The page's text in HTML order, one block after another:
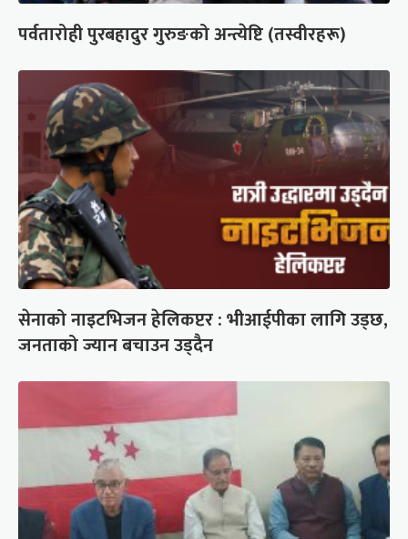
पर्वतारोही पुरबहादुर गुरुङको अन्त्येष्टि (तस्वीरहरू)
सेनाको नाइटभिजन हेलिकप्टर : भीआईपीका लागि उड्छ,
जनताको ज्यान बचाउन उड्दैन